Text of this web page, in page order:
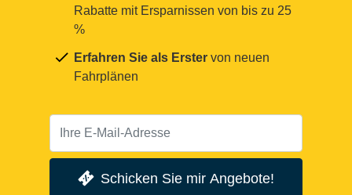
Rabatte mit Ersparnissen von bis zu 25
%
Erfahren Sie als Erster von neuen
Fahrplänen
Schicken Sie mir Angebote!